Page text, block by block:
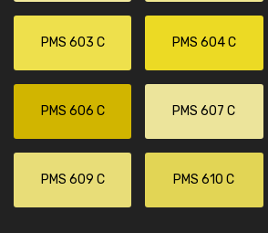
PMS 603 C PMS 604 C
PMS 606 C PMS 607 C
PMS 609 C PMS 610 C